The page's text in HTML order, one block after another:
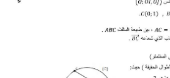
البحوث الجاهزة